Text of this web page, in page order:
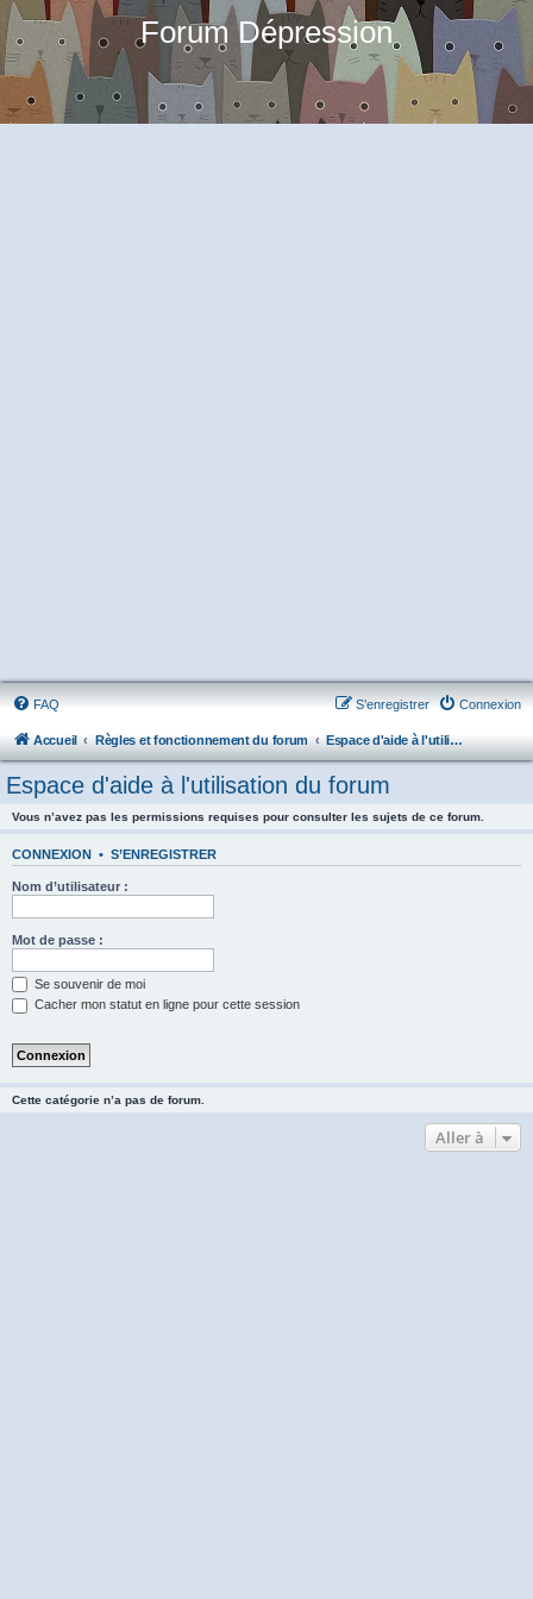
Forum Dépression
FAQ Connexion
S’enregistrer
Accueil Règles et fonctionnement du forum Espace d'aide à l'utilisation du forum
Espace d'aide à l'utilisation du forum
Vous n’avez pas les permissions requises pour consulter les sujets de ce forum.
CONNEXION • S’ENREGISTRER
Nom d’utilisateur :
Mot de passe :
Se souvenir de moi
Cacher mon statut en ligne pour cette session
Cette catégorie n’a pas de forum.
Aller à